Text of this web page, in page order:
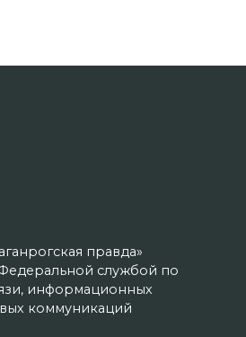
правда»
службой по
информационных
коммуникаций